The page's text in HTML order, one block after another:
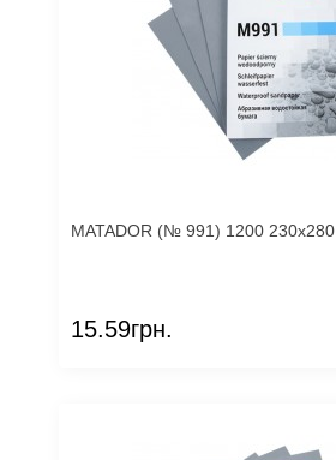
MATADOR (№ 991) 1200 230х280
15.59грн.